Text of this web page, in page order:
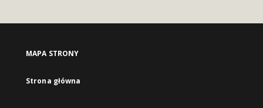
MAPA STRONY
Strona główna